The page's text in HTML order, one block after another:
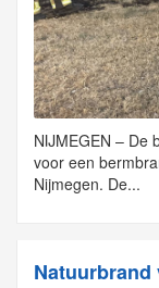
NIJMEGEN – De
voor een
Nijmegen. De...
Natuurbrand